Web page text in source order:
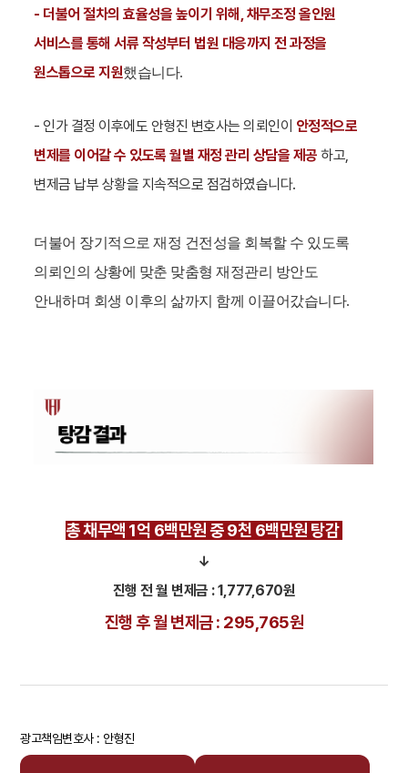
- 더불어 절차의 효율성을 높이기 위해, 채무조정 올인원
서비스를 통해 서류 작성부터 법원 대응까지 전 과정을
원스톱으로 지원했습니다.
- 인가 결정 이후에도 안형진 변호사는 의뢰인이 안정적으로
변제를 이어갈 수 있도록 월별 재정 관리 상담을 제공하고,
변제금 납부 상황을 지속적으로 점검하였습니다.
더불어 장기적으로 재정 건전성을 회복할 수 있도록
의뢰인의 상황에 맞춘 맞춤형 재정관리 방안도
안내하며 회생 이후의 삶까지 함께 이끌어갔습니다.
총 채무액 1억 6백만원 중 9천 6백만원 탕감
↓
진행 전 월 변제금 : 1,777,670원
진행 후 월 변제금 : 295,765원
광고책임변호사 : 안형진